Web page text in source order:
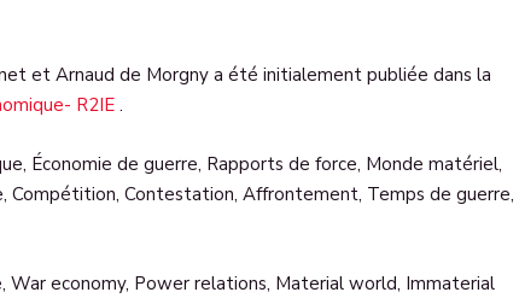
et Arnaud de Morgny a été initialement publiée dans la
R2IE.
Économie de guerre, Rapports de force, Monde matériel,
Compétition, Contestation, Affrontement, Temps de guerre,
War economy, Power relations, Material world, Immaterial